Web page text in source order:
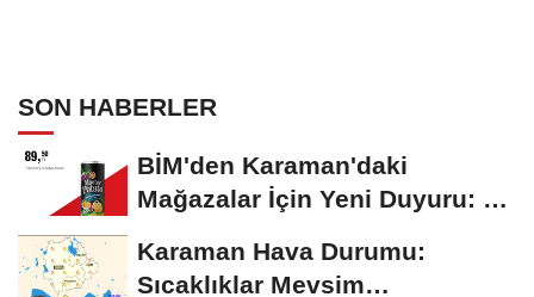
SON HABERLER
BİM'den Karaman'daki
Mağazalar İçin Yeni Duyuru: 11
Karaman Hava Durumu:
Sıcaklıklar Mevsim